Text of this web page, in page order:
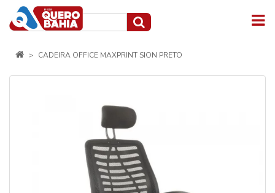
CADEIRA OFFICE MAXPRINT SION PRETO